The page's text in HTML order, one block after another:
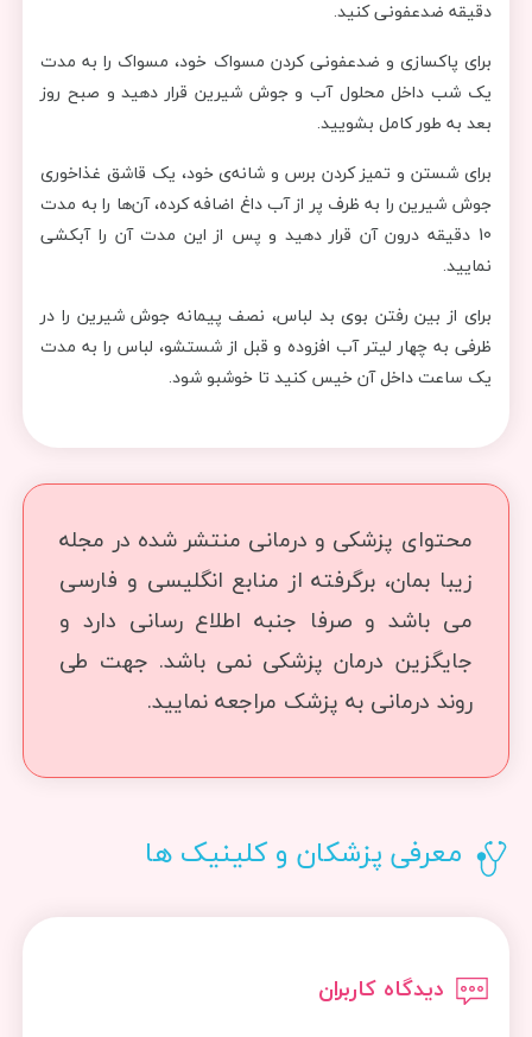
دقیقه ضدعفونی کنید.
برای پاکسازی و ضدعفونی کردن مسواک خود، مسواک را به مدت
یک شب داخل محلول آب و جوش شیرین قرار دهید و صبح روز
بعد به طور کامل بشویید.
برای شستن و تمیز کردن برس و شانه‌ی خود، یک قاشق غذاخوری
جوش شیرین را به ظرف پر از آب داغ اضافه کرده، آن‌ها را به مدت
10 دقیقه درون آن قرار دهید و پس از این مدت آن را آبکشی
نمایید.
برای از بین رفتن بوی بد لباس، نصف پیمانه جوش شیرین را در
ظرفی به چهار لیتر آب افزوده و قبل از شستشو، لباس را به مدت
یک ساعت داخل آن خیس کنید تا خوشبو شود.
محتوای پزشکی و درمانی منتشر شده در مجله
زیبا بمان، برگرفته از منابع انگلیسی و فارسی
می باشد و صرفا جنبه اطلاع رسانی دارد و
جایگزین درمان پزشکی نمی باشد. جهت طی
روند درمانی به پزشک مراجعه نمایید.
معرفی پزشکان و کلینیک ها
دیدگاه کاربران